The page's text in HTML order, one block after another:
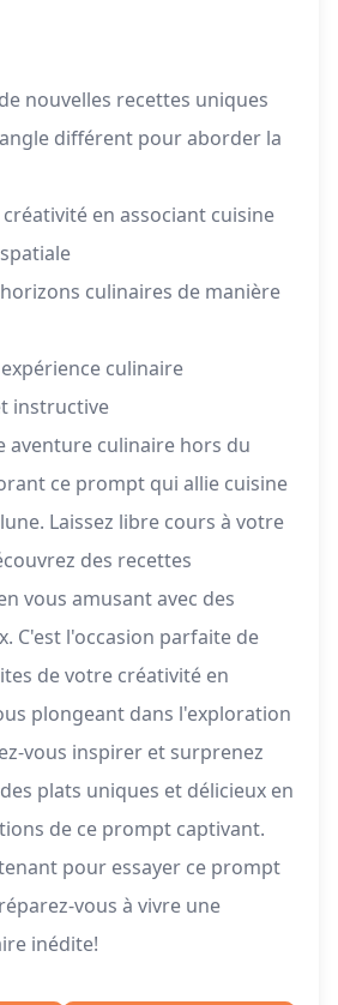
nouvelles recettes uniques
différent pour aborder la
en associant cuisine
culinaires de manière
culinaire
instructive
aventure culinaire hors du
ce prompt qui allie cuisine
Laissez libre cours à votre
des recettes
vous amusant avec des
C'est l'occasion parfaite de
de votre créativité en
plongeant dans l'exploration
vous inspirer et surprenez
plats uniques et délicieux en
de ce prompt captivant.
pour essayer ce prompt
vous à vivre une
inédite!